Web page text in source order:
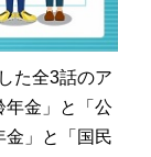
た全3話のア
年金」と「公
金」と「国民